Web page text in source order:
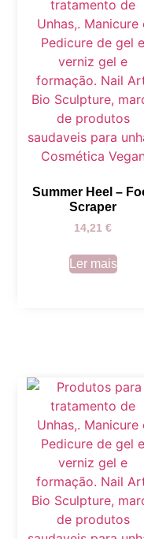
Summer Heel – Foot
Scraper
14,21€
Ler mais